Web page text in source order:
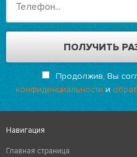
Продолжив, Вы
конфиденциальности и
Навигация
Главная страница